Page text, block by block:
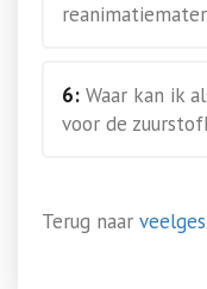
6: Waar kan ik
voor de
Terug naar